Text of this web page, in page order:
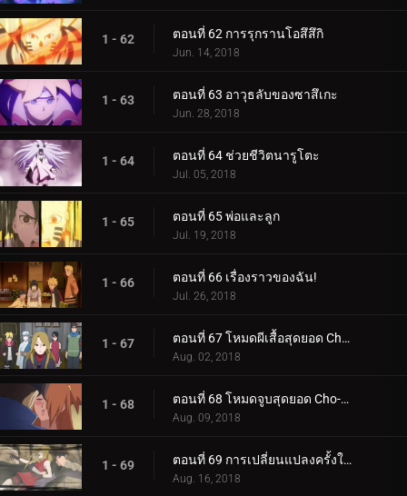
1 - 62 ตอนที่ 62 การรุกรานโอสึสึกิ
Jun. 14, 2018
1 - 63 ตอนที่ 63 อาวุธลับของซาสึเกะ
Jun. 28, 2018
1 - 64 ตอนที่ 64 ช่วยชีวิตนารูโตะ
Jul. 05, 2018
1 - 65 ตอนที่ 65 พ่อและลูก
Jul. 19, 2018
1 - 66 ตอนที่ 66 เรื่องราวของฉัน!
Jul. 26, 2018
1 - 67 ตอนที่ 67 โหมดผีเสื้อสุดยอด Cho-Cho!
Aug. 02, 2018
1 - 68 ตอนที่ 68 โหมดจูบสุดยอด Cho-Cho!
Aug. 09, 2018
1 - 69 ตอนที่ 69 การเปลี่ยนแปลงครั้งใหญ่ของความรัก Cho-Cho!
Aug. 16, 2018